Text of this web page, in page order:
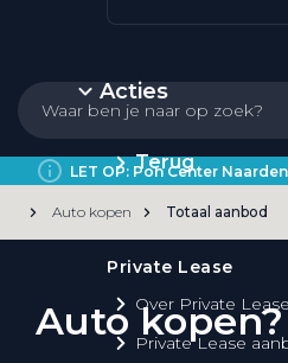
Acties
Terug
Private Lease
Over Private Lease
Private Lease
LET OP: Pon Center
Auto kopen Totaal aanbod
Auto kopen?